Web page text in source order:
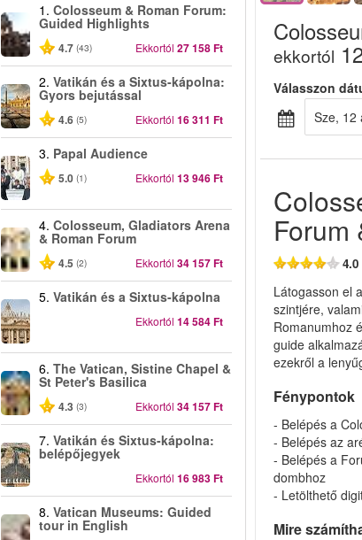
1. Colosseum & Roman Forum:
Guided Highlights
4.7 (43) Ekkortól 27 158 Ft
2. Vatikán és a Sixtus-kápolna:
Gyors bejutással
4.6 (5) Ekkortól 16 311 Ft
3. Papal Audience
5.0 (1) Ekkortól 13 946 Ft
4. Colosseum, Gladiators Arena
& Roman Forum
4.5 (2) Ekkortól 34 157 Ft
5. Vatikán és a Sixtus-kápolna
Ekkortól 14 584 Ft
6. The Vatican, Sistine Chapel &
St Peter's Basilica
4.3 (3) Ekkortól 34 157 Ft
7. Vatikán és Sixtus-kápolna:
belépőjegyek
Ekkortól 16 983 Ft
8. Vatican Museums: Guided
tour in English
ekkortól
Válasszon
sze,
Forum
4.0
Látogasson el
szintjére,
Romanumhoz
guide
ezekről a
Fénypontok
- Belépés a
- Belépés az
- Belépés a
dombhoz
- Letölthető
Mire